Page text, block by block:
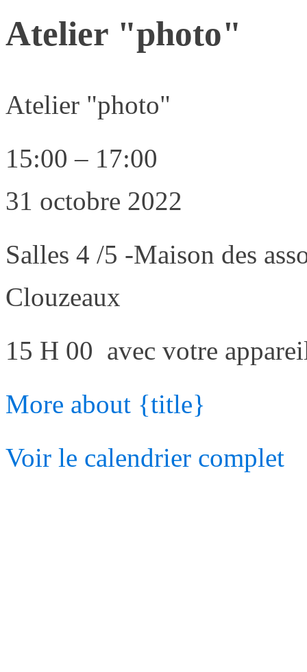
Atelier "photo"
Atelier "photo"
15:00 – 17:00
31 octobre 2022
Salles 4 /5 -Maison des
Clouzeaux
15 H 00 avec votre
More about {title}
Voir le calendrier complet